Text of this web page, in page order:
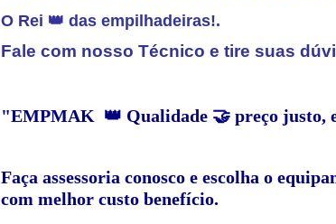
O Rei 👑 das empilhadeiras!.
Fale com nosso Técnico e tire suas
"EMPMAK 👑 Qualidade 🤝 preço justo,
Faça assessoria conosco e escolha o
com melhor custo benefício.